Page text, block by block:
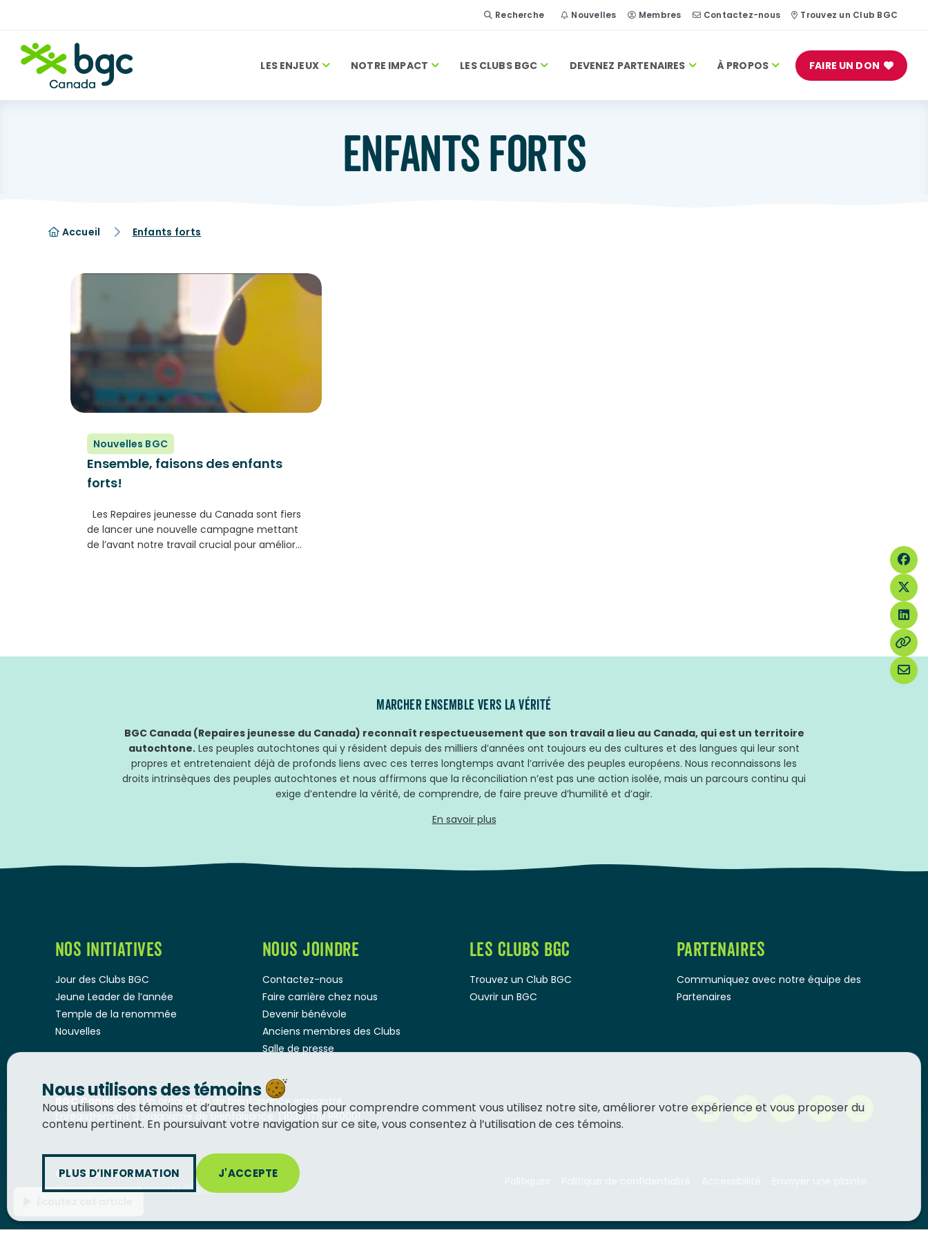
Recherche Nouvelles Membres Contactez-nous Trouvez un Club BGC
LES ENJEUX NOTRE IMPACT LES CLUBS BGC DEVENEZ PARTENAIRES À PROPOS FAIRE UN DON
ENFANTS FORTS
Accueil Enfants forts
Nouvelles BGC
Ensemble, faisons des enfants
forts!
Les Repaires jeunesse du Canada sont fiers
de lancer une nouvelle campagne mettant
de l’avant notre travail crucial pour améliorer
MARCHER ENSEMBLE VERS LA VÉRITÉ
BGC Canada (Repaires jeunesse du Canada) reconnaît respectueusement que son travail a lieu au Canada, qui est un territoire
autochtone. Les peuples autochtones qui y résident depuis des milliers d’années ont toujours eu des cultures et des langues qui leur sont
propres et entretenaient déjà de profonds liens avec ces terres longtemps avant l’arrivée des peuples européens. Nous reconnaissons les
droits intrinsèques des peuples autochtones et nous affirmons que la réconciliation n’est pas une action isolée, mais un parcours continu qui
exige d’entendre la vérité, de comprendre, de faire preuve d’humilité et d’agir.
En savoir plus
NOS INITIATIVES
Jour des Clubs BGC
Jeune Leader de l’année
Temple de la renommée
Nouvelles
NOUS JOINDRE
Contactez-nous
Faire carrière chez nous
Devenir bénévole
Anciens membres des Clubs
Salle de presse
LES CLUBS BGC
Trouvez un Club BGC
Ouvrir un BGC
PARTENAIRES
Communiquez avec notre équipe des
Partenaires
BGC Canadaest un organisme de bienfaisance enregistré.
Enregistrement d’organisme de bienfaisance: 13036 1710 RR0001
© 2026BGC Canada
Site réalisé parInnermost Digital
Nous utilisons des témoins
Nous utilisons des témoins et d’autres technologies pour comprendre comment vous utilisez notre site, améliorer votre expérience et vous proposer du
contenu pertinent. En poursuivant votre navigation sur ce site, vous consentez à l’utilisation de ces témoins.
PLUS D’INFORMATION J'ACCEPTE